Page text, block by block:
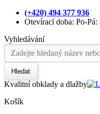
(+420) 494 377 936
Otevírací doba: Po-
Vyhledávání
Hledat
Kvalitní obklady a dlažby
Košík